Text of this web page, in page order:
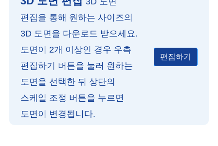
편집을 통해 원하는 사이즈의
3D 도면을 다운로드 받으세요.
도면이 2개 이상인 경우 우측
편집하기 버튼을 눌러 원하는
도면을 선택한 뒤 상단의
스케일 조정 버튼을 누르면
도면이 변경됩니다.
편집하기